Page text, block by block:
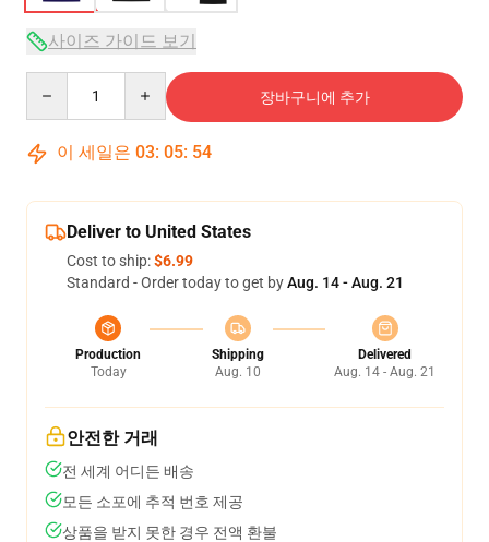
사이즈 가이드 보기
장바구니에 추가
이 세일은 03: 05: 53
Deliver to United States
Cost to ship:$6.99
Standard - Order today to get byAug. 14 - Aug. 21
Production
Today
Shipping
Aug. 10
Delivered
Aug. 14 - Aug. 21
안전한 거래
전 세계 어디든 배송
모든 소포에 추적 번호 제공
상품을 받지 못한 경우 전액 환불